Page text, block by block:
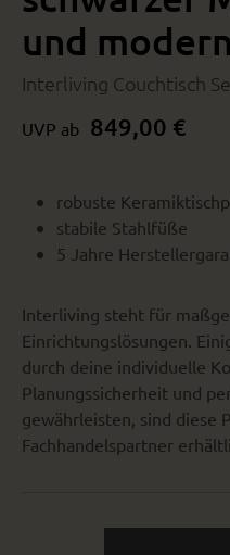
und
Interliving Couchtisch
UVP ab 849,00 €
robuste
stabile Stahlfüße
5 Jahre
Interliving steht für
Einrichtungslösungen.
durch deine individuelle
Planungssicherheit und
gewährleisten, sind diese
Fachhandelspartner